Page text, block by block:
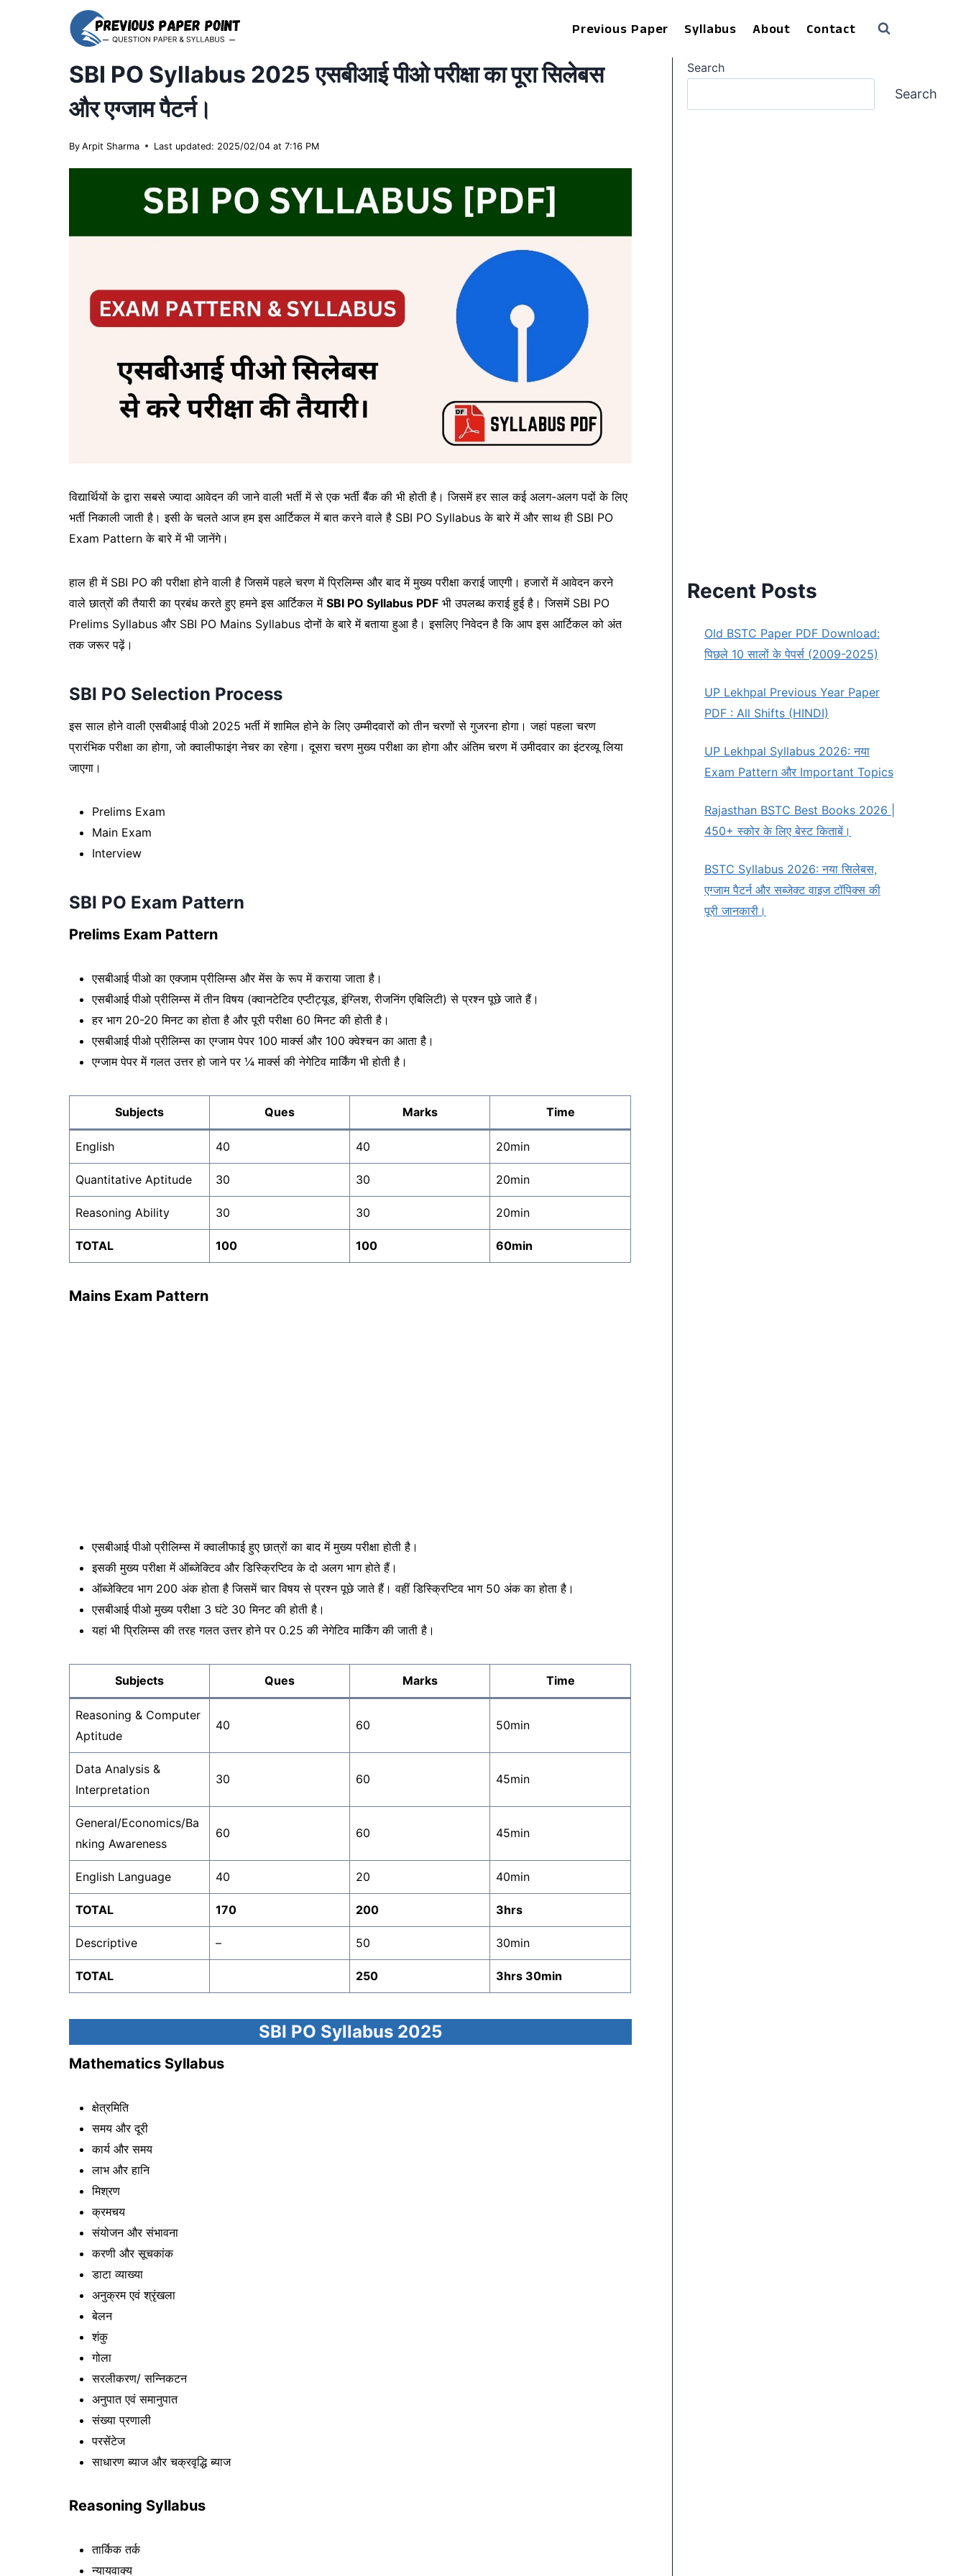
Previous Paper Syllabus About Contact
SBI PO Syllabus 2025 एसबीआई पीओ परीक्षा का पूरा सिलेबस
और एग्जाम पैटर्न।
By Arpit Sharma Last updated: 2025/02/04 at 7:16 PM
विद्यार्थियों के द्वारा सबसे ज्यादा आवेदन की जाने वाली भर्ती में से एक भर्ती बैंक की भी होती है। जिसमें हर साल कई अलग-अलग पदों के लिए
भर्ती निकाली जाती है। इसी के चलते आज हम इस आर्टिकल में बात करने वाले है SBI PO Syllabus के बारे में और साथ ही SBI PO
Exam Pattern के बारे में भी जानेंगे।
हाल ही में SBI PO की परीक्षा होने वाली है जिसमें पहले चरण में प्रिलिम्स और बाद में मुख्य परीक्षा कराई जाएगी। हजारों में आवेदन करने
वाले छात्रों की तैयारी का प्रबंध करते हुए हमने इस आर्टिकल में SBI PO Syllabus PDF भी उपलब्ध कराई हुई है। जिसमें SBI PO
Prelims Syllabus और SBI PO Mains Syllabus दोनों के बारे में बताया हुआ है। इसलिए निवेदन है कि आप इस आर्टिकल को अंत
तक जरूर पढ़ें।
SBI PO Selection Process
इस साल होने वाली एसबीआई पीओ 2025 भर्ती में शामिल होने के लिए उम्मीदवारों को तीन चरणों से गुजरना होगा। जहां पहला चरण
प्रारंभिक परीक्षा का होगा, जो क्वालीफाइंग नेचर का रहेगा। दूसरा चरण मुख्य परीक्षा का होगा और अंतिम चरण में उमीदवार का इंटरव्यू लिया
जाएगा।
Prelims Exam
Main Exam
Interview
SBI PO Exam Pattern
Prelims Exam Pattern
एसबीआई पीओ का एक्जाम प्रीलिम्स और मेंस के रूप में कराया जाता है।
एसबीआई पीओ प्रीलिम्स में तीन विषय (क्वानटेटिव एप्टीट्यूड, इंग्लिश, रीजनिंग एबिलिटी) से प्रश्न पूछे जाते हैं।
हर भाग 20-20 मिनट का होता है और पूरी परीक्षा 60 मिनट की होती है।
एसबीआई पीओ प्रीलिम्स का एग्जाम पेपर 100 मार्क्स और 100 क्वेश्चन का आता है।
एग्जाम पेपर में गलत उत्तर हो जाने पर ¼ मार्क्स की नेगेटिव मार्किंग भी होती है।
Subjects Ques Marks Time
English 40 40 20min
Quantitative Aptitude 30 30 20min
Reasoning Ability 30 30 20min
TOTAL 100 100 60min
Mains Exam Pattern
एसबीआई पीओ प्रीलिम्स में क्वालीफाई हुए छात्रों का बाद में मुख्य परीक्षा होती है।
इसकी मुख्य परीक्षा में ऑब्जेक्टिव और डिस्क्रिप्टिव के दो अलग भाग होते हैं।
ऑब्जेक्टिव भाग 200 अंक होता है जिसमें चार विषय से प्रश्न पूछे जाते हैं। वहीं डिस्क्रिप्टिव भाग 50 अंक का होता है।
एसबीआई पीओ मुख्य परीक्षा 3 घंटे 30 मिनट की होती है।
यहां भी प्रिलिम्स की तरह गलत उत्तर होने पर 0.25 की नेगेटिव मार्किंग की जाती है।
Subjects Ques Marks Time
Reasoning & Computer
Aptitude
40 60 50min
Data Analysis &
Interpretation
30 60 45min
General/Economics/Ba
nking Awareness
60 60 45min
English Language 40 20 40min
TOTAL 170 200 3hrs
Descriptive – 50 30min
TOTAL 250 3hrs 30min
SBI PO Syllabus 2025
Mathematics Syllabus
क्षेत्रमिति
समय और दूरी
कार्य और समय
लाभ और हानि
मिश्रण
क्रमचय
संयोजन और संभावना
करणी और सूचकांक
डाटा व्याख्या
अनुक्रम एवं श्रृंखला
बेलन
शंकु
गोला
सरलीकरण/ सन्निकटन
अनुपात एवं समानुपात
संख्या प्रणाली
परसेंटेज
साधारण ब्याज और चक्रवृद्धि ब्याज
Reasoning Syllabus
तार्किक तर्क
न्यायवाक्य
Search
Search
Recent Posts
Old BSTC Paper PDF Download:
पिछले 10 सालों के पेपर्स (2009-2025)
UP Lekhpal Previous Year Paper
PDF : All Shifts (HINDI)
UP Lekhpal Syllabus 2026: नया
Exam Pattern और Important Topics
Rajasthan BSTC Best Books 2026 |
450+ स्कोर के लिए बेस्ट किताबें।
BSTC Syllabus 2026: नया सिलेबस,
एग्जाम पैटर्न और सब्जेक्ट वाइज टॉपिक्स की
पूरी जानकारी।